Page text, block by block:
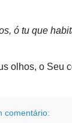
ó tu que
olhos, o Seu
comentário: